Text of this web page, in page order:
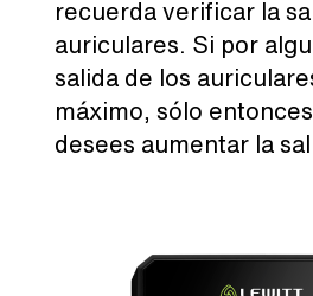
recuerda verificar la
auriculares. Si por
salida de los
máximo, sólo
desees aumentar la